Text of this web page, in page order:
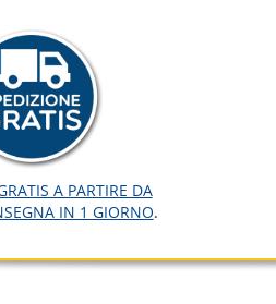
A PARTIRE DA
IN 1 GIORNO.